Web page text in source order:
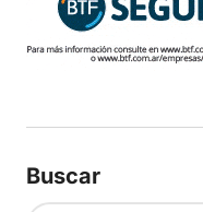
Buscar